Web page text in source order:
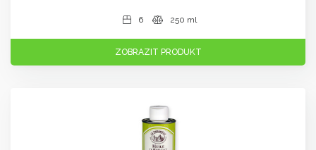
6 250 ml
ZOBRAZIT PRODUKT